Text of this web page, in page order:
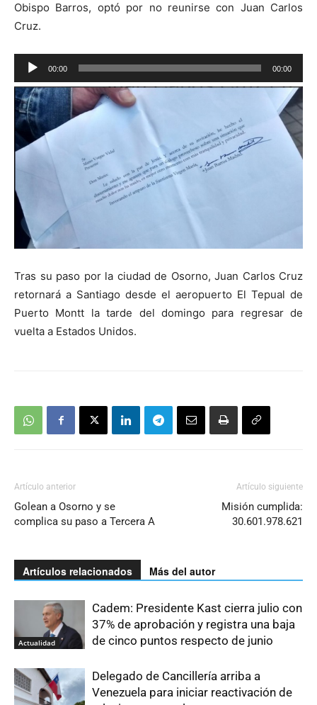
Obispo Barros, optó por no reunirse con Juan Carlos
Cruz.
Reproductor
de
audio
00:00 00:00
Tras su paso por la ciudad de Osorno, Juan Carlos Cruz
retornará a Santiago desde el aeropuerto El Tepual de
Puerto Montt la tarde del domingo para regresar de
vuelta a Estados Unidos.
Artículo anterior
Golean a Osorno y se
complica su paso a Tercera A
Artículo siguiente
Misión cumplida:
30.601.978.621
Artículos relacionados Más del autor
Actualidad
Cadem: Presidente Kast cierra julio con
37% de aprobación y registra una baja
de cinco puntos respecto de junio
Delegado de Cancillería arriba a
Venezuela para iniciar reactivación de